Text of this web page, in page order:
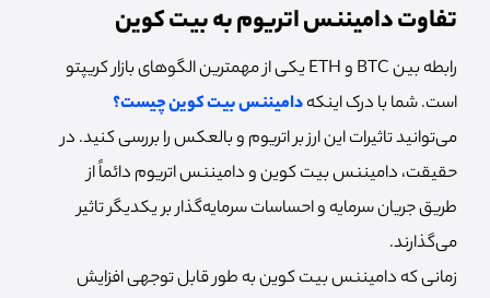
تفاوت دامیننس اتریوم به بیت کوین
رابطه بین BTC و ETH یکی از مهمترین الگوهای بازار کریپتو
است. شما با درک اینکهدامیننس بیت کوین چیست؟
می‌توانید تاثیرات این ارز بر اتریوم و بالعکس را بررسی کنید. در
حقیقت، دامیننس بیت کوین و دامیننس اتریوم دائماً از
طریق جریان سرمایه و احساسات سرمایه‌گذار بر یکدیگر تاثیر
می‌گذارند.
زمانی که دامیننس بیت کوین به طور قابل توجهی افزایش